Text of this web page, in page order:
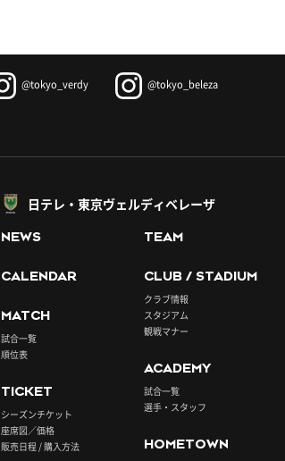
@tokyo_verdy @tokyo_beleza
日テレ・東京ヴェルディベレーザ
NEWS
CALENDAR
MATCH
試合一覧
順位表
TICKET
シーズンチケット
座席図／価格
販売日程 / 購入方法
TEAM
CLUB / STADIUM
クラブ情報
スタジアム
観戦マナー
ACADEMY
試合一覧
選手・スタッフ
HOMETOWN